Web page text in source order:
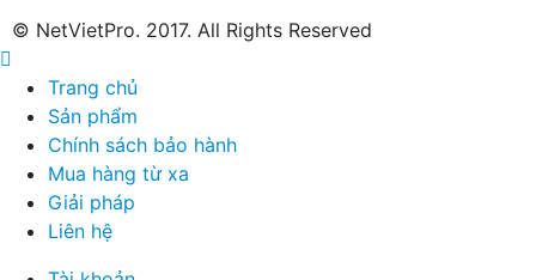
© NetVietPro. 2017. All Rights Reserved
Trang chủ
Sản phẩm
Chính sách bảo hành
Mua hàng từ xa
Giải pháp
Liên hệ